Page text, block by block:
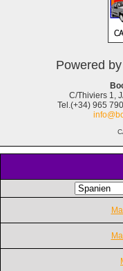
Powered
C/Thiviers 1,
Tel.(+34) 965